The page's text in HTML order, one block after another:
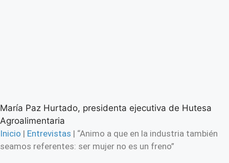
María Paz Hurtado, presidenta ejecutiva de Hutesa
Agroalimentaria
Inicio | Entrevistas | “Animo a que en la industria también
seamos referentes: ser mujer no es un freno”